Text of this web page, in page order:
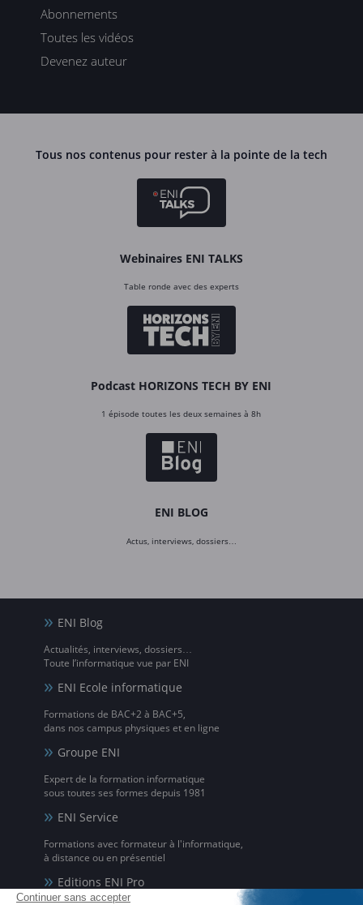
Abonnements
Toutes les vidéos
Devenez auteur
Tous nos contenus pour rester à la pointe de la tech
Webinaires ENI TALKS
Table ronde avec des experts
Podcast HORIZONS TECH BY ENI
1 épisode toutes les deux semaines à 8h
ENI BLOG
Actus, interviews, dossiers…
ENI Blog
Actualités, interviews, dossiers…
Toute l’informatique vue par ENI
ENI Ecole informatique
Formations de BAC+2 à BAC+5,
dans nos campus physiques et en ligne
Groupe ENI
Expert de la formation informatique
sous toutes ses formes depuis 1981
ENI Service
Formations avec formateur à l'informatique,
à distance ou en présentiel
Editions ENI Pro